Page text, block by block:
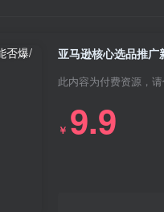
亚马逊核心选品推
此内容为付费资源，
￥ 9.9